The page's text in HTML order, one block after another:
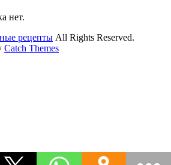
нет.
рецепты All Rights Reserved.
Catch Themes